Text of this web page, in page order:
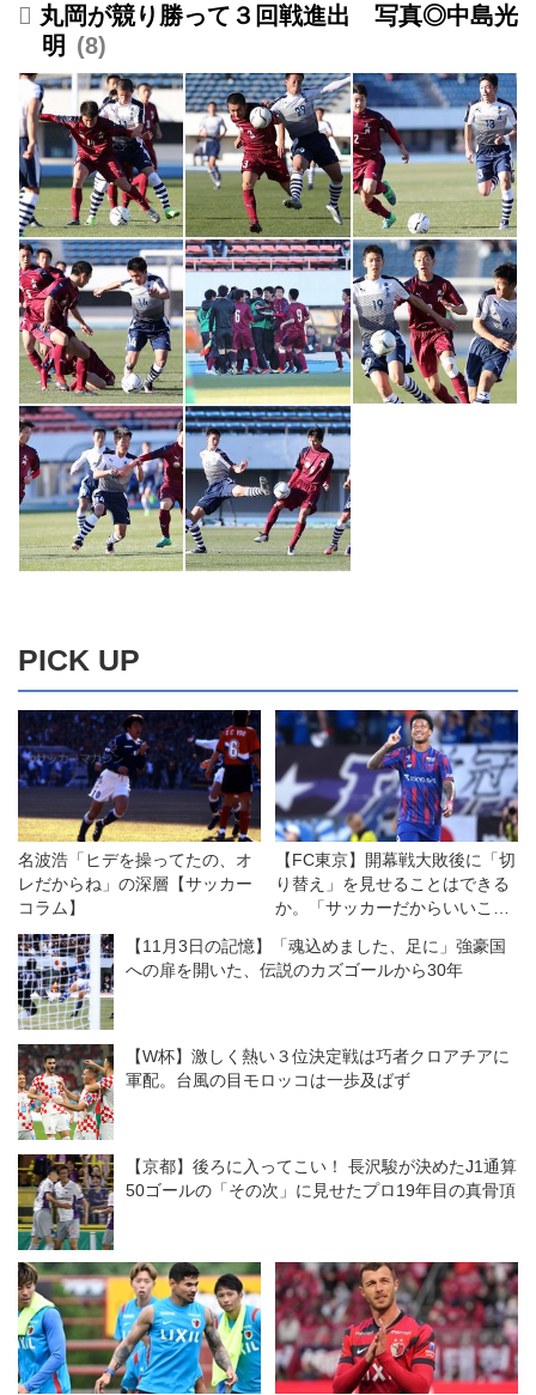
丸岡が競り勝って３回戦進出 写真◎中島光
明
8
PICK UP
名波浩「ヒデを操ってたの、オ
レだからね」の深層【サッカー
コラム】
【FC東京】開幕戦大敗後に「切
り替え」を見せることはできる
か。「サッカーだからいいこと
【11月3日の記憶】「魂込めました、足に」強豪国
への扉を開いた、伝説のカズゴールから30年
【W杯】激しく熱い３位決定戦は巧者クロアチアに
軍配。台風の目モロッコは一歩及ばず
【京都】後ろに入ってこい！ 長沢駿が決めたJ1通算
50ゴールの「その次」に見せたプロ19年目の真骨頂